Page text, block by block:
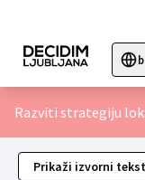
Razviti strategiju
Prikaži izvorni tekst